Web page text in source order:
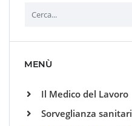
MENÙ
Il Medico del Lavoro
Sorveglianza